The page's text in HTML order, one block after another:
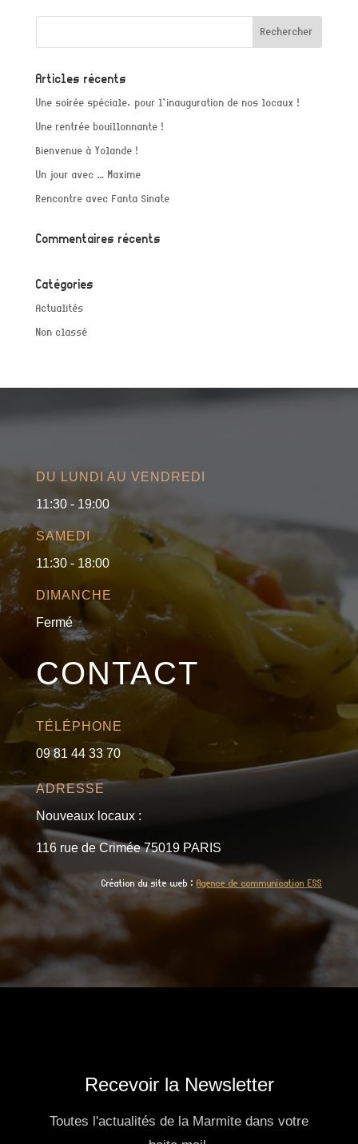
Articles récents
Une soirée spéciale, pour l’inauguration de nos locaux !
Une rentrée bouillonnante !
Bienvenue à Yolande !
Un jour avec … Maxime
Rencontre avec Fanta Sinate
Commentaires récents
Catégories
Actualités
Non classé
DU LUNDI AU VENDREDI
11:30 - 19:00
SAMEDI
11:30 - 18:00
DIMANCHE
Fermé
CONTACT
TÉLÉPHONE
09 81 44 33 70
ADRESSE
Nouveaux locaux :
116 rue de Crimée 75019 PARIS
Création du site web :Agence de communication ESS
Recevoir la Newsletter
Toutes l'actualités de la Marmite dans votre